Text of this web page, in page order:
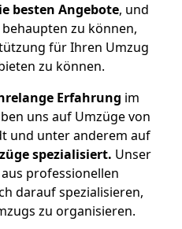
besten Angebote, und
zu können,
für Ihren Umzug
zu können.
Erfahrung im
uns auf Umzüge von
und unter anderem auf
spezialisiert. Unser
professionellen
darauf spezialisieren,
zu organisieren.